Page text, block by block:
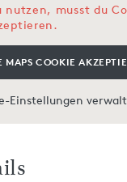
nutzen, musst du
MAPS COOKIE
Einstellungen